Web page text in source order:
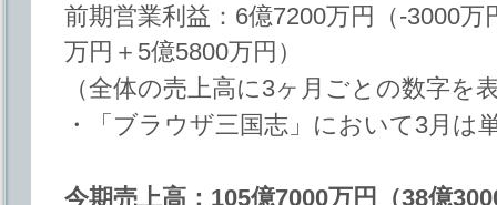
前期営業利益：6億7200万円（-3000万
万円＋5億5800万円）
（全体の売上高に3ヶ月ごとの数字を
・「ブラウザ三国志」において3月は
今期売上高：105億7000万円（38億